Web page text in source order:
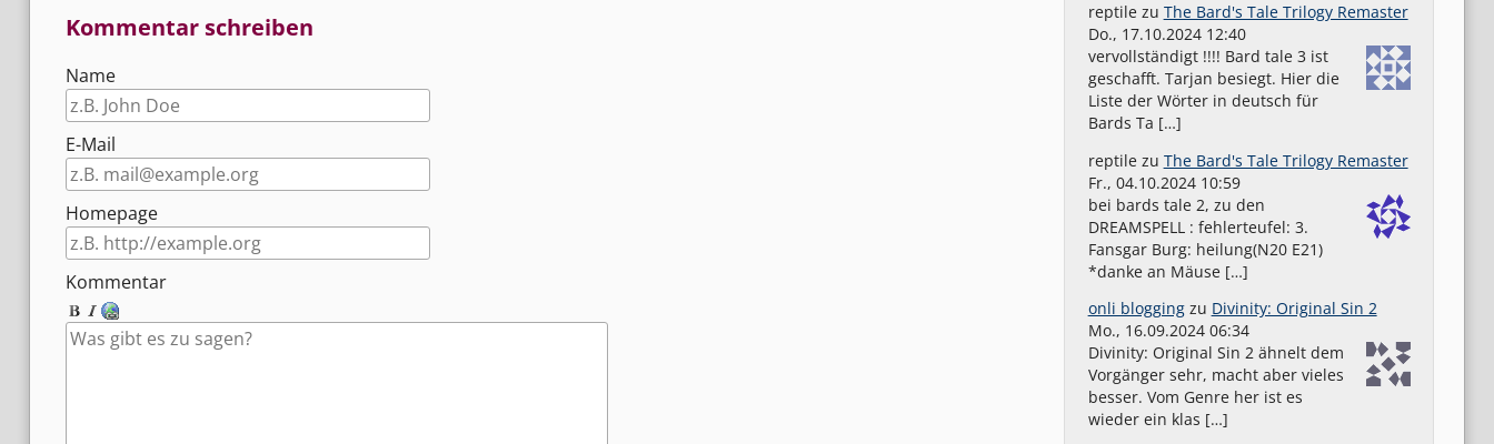
Kommentar schreiben
Name
E-Mail
Homepage
Kommentar
reptilezu The Bard's Tale Trilogy Remaster
Do., 17.10.2024 12:40
vervollständigt !!!! Bard tale 3 ist
geschafft. Tarjan besiegt. Hier die
Liste der Wörter in deutsch für
Bards Ta […]
reptilezu The Bard's Tale Trilogy Remaster
Fr., 04.10.2024 10:59
bei bards tale 2, zu den
DREAMSPELL : fehlerteufel: 3.
Fansgar Burg: heilung(N20 E21)
*danke an Mäuse […]
onli bloggingzu Divinity: Original Sin 2
Mo., 16.09.2024 06:34
Divinity: Original Sin 2 ähnelt dem
Vorgänger sehr, macht aber vieles
besser. Vom Genre her ist es
wieder ein klas […]